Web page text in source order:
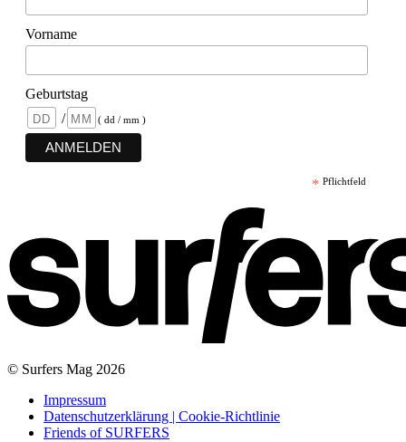
Vorname
Geburtstag
/
( dd / mm )
* Pflichtfeld
© Surfers Mag 2026
Impressum
Datenschutzerklärung | Cookie-Richtlinie
Friends of SURFERS